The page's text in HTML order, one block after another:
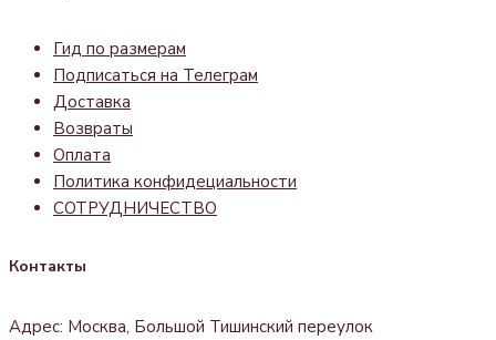
Гид по размерам
Подписаться на Телеграм
Доставка
Возвраты
Оплата
Политика конфидециальности
СОТРУДНИЧЕСТВО
Контакты
Адрес: Москва, Большой Тишинский переулок